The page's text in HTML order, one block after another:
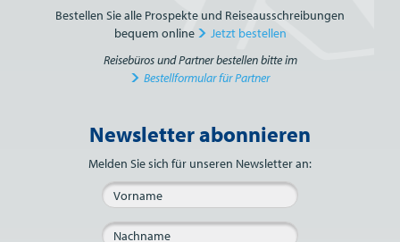
Bestellen Sie alle Prospekte und Reiseausschreibungen
bequem online
Jetzt bestellen
Reisebüros und Partner bestellen bitte im
Bestellformular für Partner
Bitte nicht ausfüllen.
Newsletter abonnieren
Melden Sie sich für unseren Newsletter an: